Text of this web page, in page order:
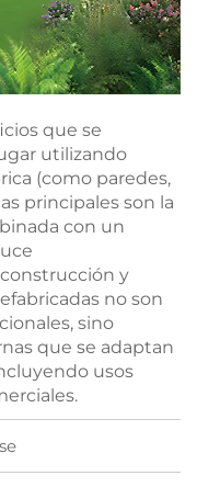
que se
utilizando
(como paredes,
principales son la
con un
y
no son
sino
que se adaptan
usos